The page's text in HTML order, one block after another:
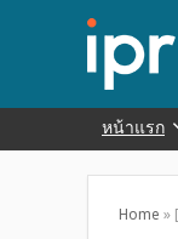
หน้าแรก
Home »